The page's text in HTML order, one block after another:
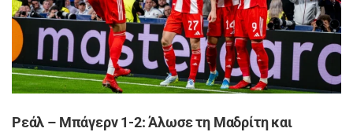
Ρεάλ – Μπάγερν 1-2: Άλωσε τη Μαδρίτη και